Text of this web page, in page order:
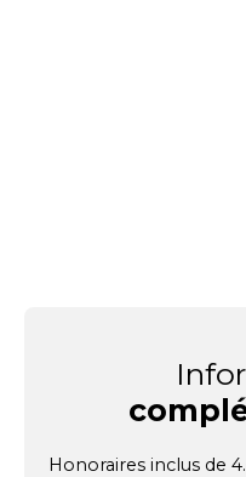
Honoraires inclus de